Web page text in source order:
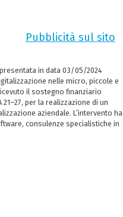
Pubblicità sul sito
presentata in data 03/05/2024
nelle micro, piccole e
il sostegno finanziario
21–27, per la realizzazione di un
aziendale. L’intervento ha
consulenze specialistiche in